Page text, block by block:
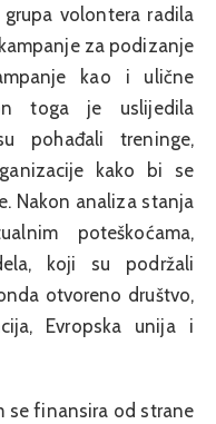
volontera radila
za podizanje
kao i ulične
toga je uslijedila
pohađali treninge,
kako bi se
Nakon analiza stanja
poteškoćama,
koji su podržali
otvoreno društvo,
Evropska unija i
se finansira od strane